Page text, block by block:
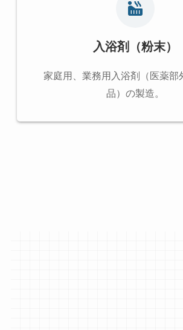
入浴剤（粉末）
家庭用、業務用入浴剤（医薬部
品）の製造。